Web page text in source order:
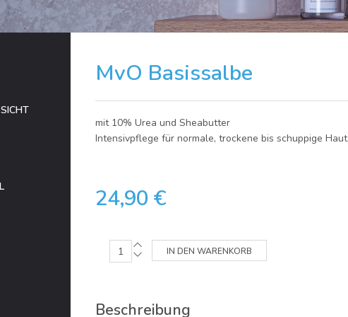
MvO Basissalbe
mit 10% Urea und Sheabutter
Intensivpflege für normale, trockene bis schuppige Haut
24,90 €
Beschreibung